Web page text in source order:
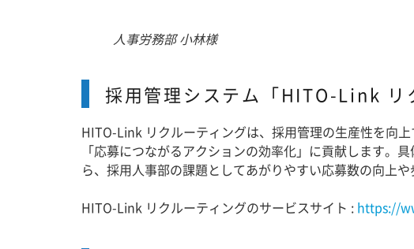
人事労務部 小林様
採用管理システム「HITO-Link リ
HITO-Link リクルーティングは、採用管理の生産性を向
「応募につながるアクションの効率化」に貢献します。
ら、採用人事部の課題としてあがりやすい応募数の向上
HITO-Link リクルーティングのサービスサイト : https://